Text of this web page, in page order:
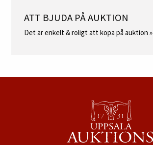
ATT BJUDA PÅ AUKTION
Det är enkelt & roligt att köpa på auktion »